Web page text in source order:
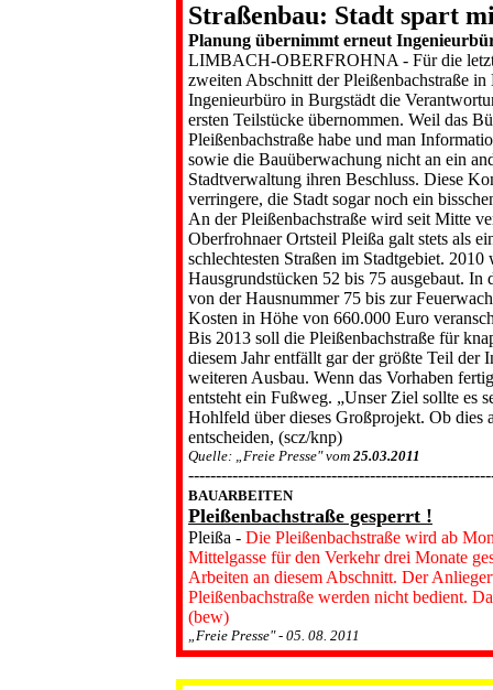
Straßenbau: Stadt spart
Planung übernimmt erneut
LIMBACH-OBERFROHNA - Für die
zweiten Abschnitt der Pleißenbachstraße
Ingenieurbü­ro in Burgstädt die
ersten Teilstü­cke übernommen. Weil das
Pleißenbachstraße habe und man
sowie die Bau­überwachung nicht an ein
Stadtverwaltung ih­ren Beschluss. Diese
verringere, die Stadt sogar noch ein
An der Pleißenbachstraße wird seit Mitte
Oberfrohnaer Ortsteil Pleißa galt stets als
schlechtesten Straßen im Stadtge­biet.
Hausgrundstücken 52 bis 75 ausgebaut. In
von der Hausnummer 75 bis zur
Kosten in Höhe von 660.000 Euro
Bis 2013 soll die Pleißenbachstra­ße für
diesem Jahr entfällt gar der größte Teil der
weiteren Ausbau. Wenn das Vor­haben
entsteht ein Fußweg. „Unser Ziel sollte es
Hohlfeld über dieses Großprojekt. Ob dies
entscheiden, (scz/knp)
Quelle: „Freie Presse" vom 25.03.2011
BAUARBEITEN
Pleißenbachstraße gesperrt !
Pleißa - Die Pleißen­bachstraße wird ab
Mittelgasse für den Ver­kehr drei Monate
Arbeiten an die­sem Abschnitt. Der
Pleißenbachstraße werden nicht bedient.
(bew)
„Freie Presse" - 05. 08. 2011